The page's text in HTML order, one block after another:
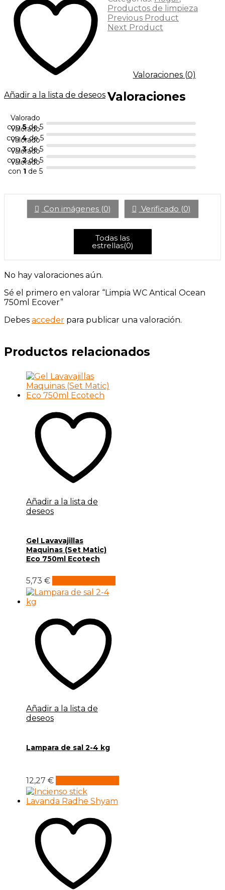
Añadir a la lista de deseos
Productos de limpieza
Previous Product
Next Product
Valoraciones (0)
Valoraciones
Valorado
con5de 5
Valorado
con4de 5
Valorado
con3de 5
Valorado
con2de 5
Valorado
con 1de 5
Con imágenes (0) Verificado (0)
Todas las
estrellas(0)
No hay valoraciones aún.
Sé el primero en valorar “Limpia WC Antical Ocean
750ml Ecover”
Debes acceder para publicar una valoración.
Productos relacionados
Añadir a la lista de
deseos
Gel Lavavajillas
Maquinas (Set Matic)
Eco 750ml Ecotech
5,73 €
Añadir a la lista de
deseos
Lampara de sal 2-4 kg
12,27 €